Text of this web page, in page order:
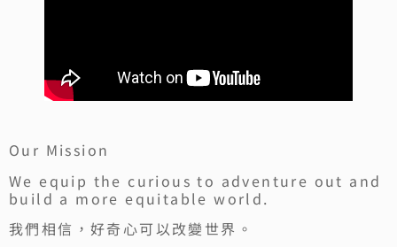
Our Mission
We equip the curious to adventure out and
build a more equitable world.
我們相信，好奇心可以改變世界。